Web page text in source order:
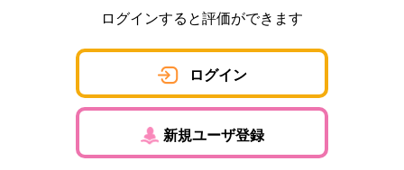
ログインすると評価ができます
ログイン
新規ユーザ登録